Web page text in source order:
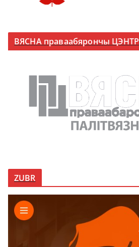
ВЯСНА праваабярончы ЦЭНТР
ZUBR